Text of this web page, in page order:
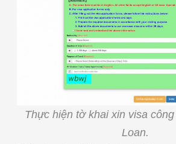
Thực hiện tờ khai xin visa
Loan.